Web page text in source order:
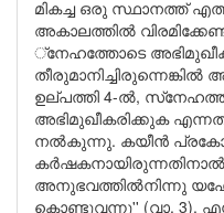
മികച്ച ഒരു സ്ഥാനത്ത്
അകാലത്തിൽ
്‌നേഹത്തോടെ
ഉല്പത്തി 4-ൽ,
അഭിമുഖീകരിക്കുക
നൽകുന്നു. കയീൻ
അനുഭവത്തിൽനിന്നു
കൊണ്ടുവന്നു'' (വാ. 3).